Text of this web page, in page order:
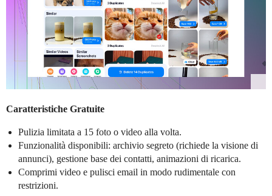
Caratteristiche Gratuite
Pulizia limitata a 15 foto o video alla volta.
Funzionalità disponibili: archivio segreto (richiede la visione di
annunci), gestione base dei contatti, animazioni di ricarica.
Comprimi video e pulisci email in modo rudimentale con
restrizioni.